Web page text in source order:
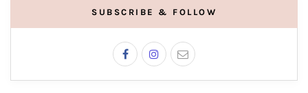
SUBSCRIBE & FOLLOW